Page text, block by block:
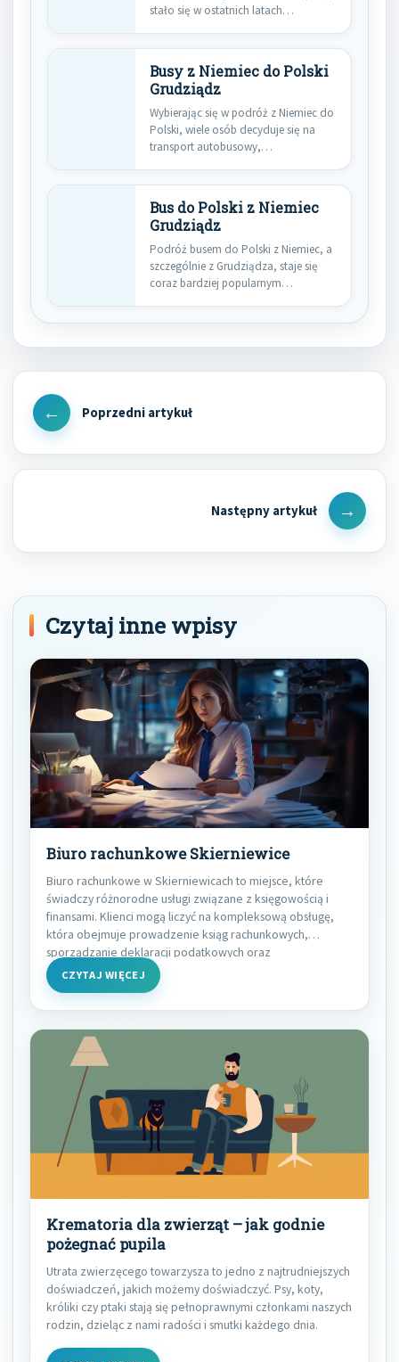
stało się w ostatnich latach…
Busy z Niemiec do Polski
Grudziądz
Wybierając się w podróż z Niemiec do
Polski, wiele osób decyduje się na
transport autobusowy,…
Bus do Polski z Niemiec
Grudziądz
Podróż busem do Polski z Niemiec, a
szczególnie z Grudziądza, staje się
coraz bardziej popularnym…
Nawigacja
wpisu
Previous
Next
Post
Czytaj inne wpisy
Biuro rachunkowe Skierniewice
Biuro rachunkowe w Skierniewicach to miejsce, które
świadczy różnorodne usługi związane z księgowością i
finansami. Klienci mogą liczyć na kompleksową obsługę,
która obejmuje prowadzenie ksiąg rachunkowych,
sporządzanie deklaracji podatkowych oraz
CZYTAJ WIĘCEJ
Krematoria dla zwierząt – jak godnie
pożegnać pupila
Utrata zwierzęcego towarzysza to jedno z najtrudniejszych
doświadczeń, jakich możemy doświadczyć. Psy, koty,
króliki czy ptaki stają się pełnoprawnymi członkami naszych
rodzin, dzieląc z nami radości i smutki każdego dnia.